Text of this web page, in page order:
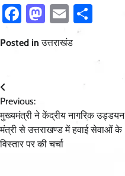
Facebook
Mastodon
Email
Posted inउत्तराखंड
Post
navigation
Previous:
मुख्यमंत्री ने केंद्रीय नागरिक उड्डयन
मंत्री से उत्तराखण्ड में हवाई सेवाओं के
विस्तार पर की चर्चा